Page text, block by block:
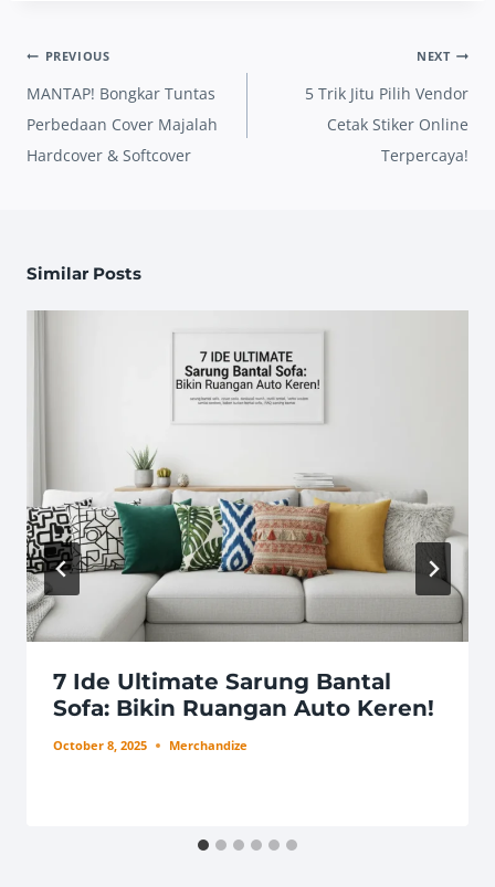
PostPREVIOUS
MANTAP! Bongkar Tuntas
Perbedaan Cover Majalah
Hardcover & Softcover
NEXT
5 Trik Jitu Pilih Vendor
Cetak Stiker Online
Terpercaya!
Similar Posts
7 Ide Ultimate Sarung Bantal
Sofa: Bikin Ruangan Auto Keren!
October 8, 2025 Merchandize